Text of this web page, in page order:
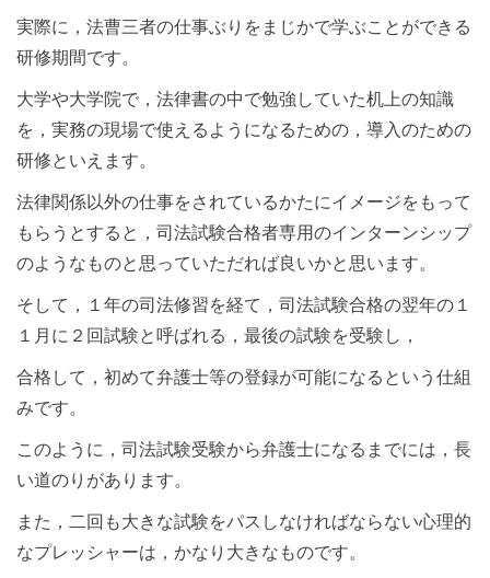
実際に，法曹三者の仕事ぶりをまじかで学ぶことができる
研修期間です。
大学や大学院で，法律書の中で勉強していた机上の知識
を，実務の現場で使えるようになるための，導入のための
研修といえます。
法律関係以外の仕事をされているかたにイメージをもって
もらうとすると，司法試験合格者専用のインターンシップ
のようなものと思っていただれば良いかと思います。
そして，１年の司法修習を経て，司法試験合格の翌年の１
１月に２回試験と呼ばれる，最後の試験を受験し，
合格して，初めて弁護士等の登録が可能になるという仕組
みです。
このように，司法試験受験から弁護士になるまでには，長
い道のりがあります。
また，二回も大きな試験をパスしなければならない心理的
なプレッシャーは，かなり大きなものです。